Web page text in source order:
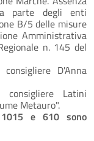
parte degli enti
B/5 delle misure
Amministrativa
n. 145 del
consigliere D'Anna
consigliere Latini
Metauro".
e 610 sono